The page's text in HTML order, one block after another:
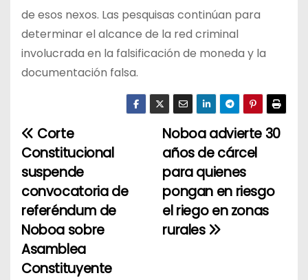
de esos nexos. Las pesquisas continúan para
determinar el alcance de la red criminal
involucrada en la falsificación de moneda y la
documentación falsa.
N
a
v
e
g
Noboa advierte 30
años de cárcel
para quienes
pongan en riesgo
el riego en zonas
rurales
Corte
Constitucional
suspende
convocatoria de
referéndum de
Noboa sobre
Asamblea
Constituyente